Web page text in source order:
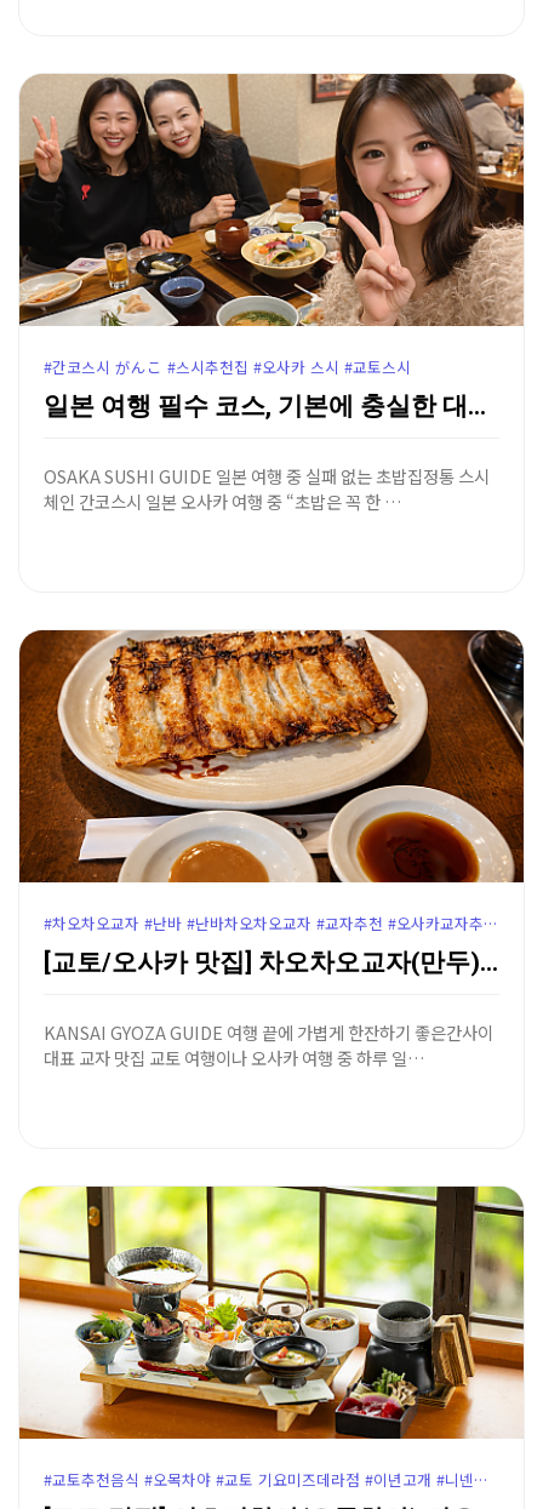
#간코스시 がんこ #스시추천집 #오사카 스시 #교토스시
일본 여행 필수 코스, 기본에 충실한 대중적인 스시 맛…
OSAKA SUSHI GUIDE 일본 여행 중 실패 없는 초밥집정통 스시
체인 간코스시 일본 오사카 여행 중 “초밥은 꼭 한 …
#차오차오교자 #난바 #난바차오차오교자 #교자추천 #오사카교자추천 #교토교자추천
[교토/오사카 맛집] 차오차오교자(만두) - 생맥주를 …
KANSAI GYOZA GUIDE 여행 끝에 가볍게 한잔하기 좋은간사이
대표 교자 맛집 교토 여행이나 오사카 여행 중 하루 일…
#교토추천음식 #오목차야 #교토 기요미즈데라점 #이년고개 #니넨자카